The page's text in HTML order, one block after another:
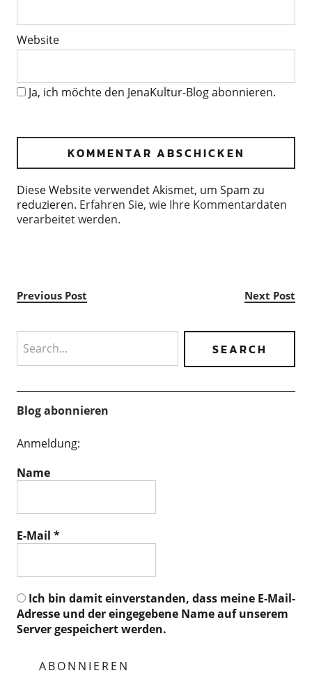
Website
Ja, ich möchte den JenaKultur-Blog abonnieren.
Diese Website verwendet Akismet, um Spam zu
reduzieren. Erfahren Sie, wie Ihre Kommentardaten
verarbeitet werden.
Previous Post Next Post
Blog abonnieren
Anmeldung:
Name
E-Mail *
Ich bin damit einverstanden, dass meine E-Mail-
Adresse und der eingegebene Name auf unserem
Server gespeichert werden.